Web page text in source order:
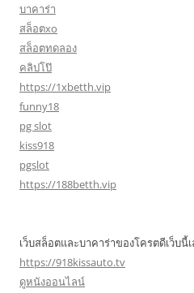
บาคาร่า
สล็อตxo
สล็อตทดลอง
คลิปโป๊
https://1xbetth.vip
funny18
pg slot
kiss918
pgslot
https://188betth.vip
เว็บสล็อตและบาคาร่าของโครตดีเว็บนี้
https://918kissauto.tv
ดูหนังออนไลน์